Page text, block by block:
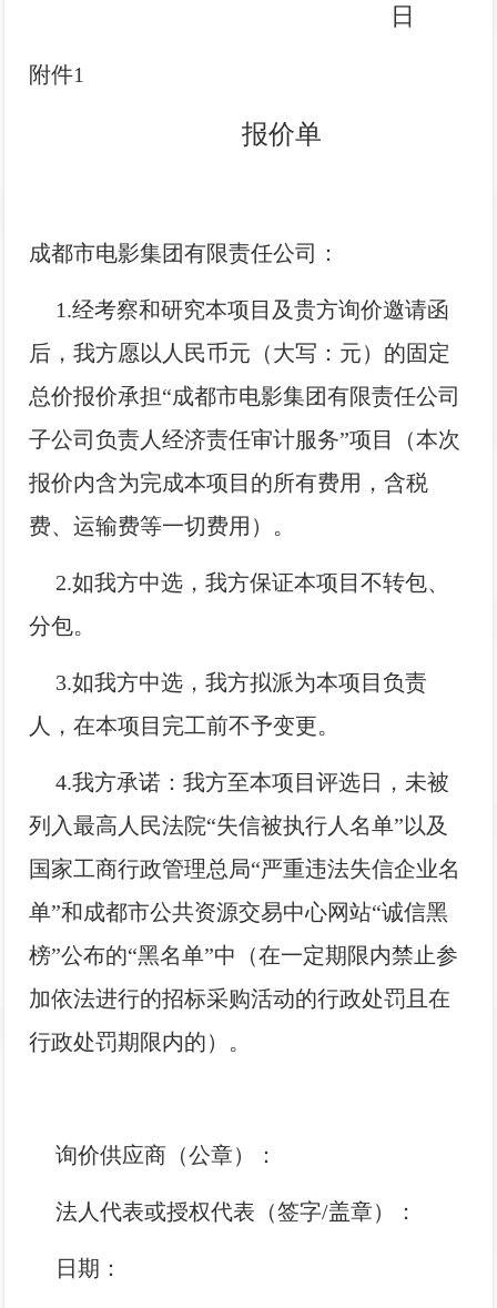
日
附件1
报价单
成都市电影集团有限责任公司：
1.经考察和研究本项目及贵方询价邀请函
后，我方愿以人民币元（大写：元）的固定
总价报价承担“成都市电影集团有限责任公司
子公司负责人经济责任审计服务”项目（本次
报价内含为完成本项目的所有费用，含税
费、运输费等一切费用）。
2.如我方中选，我方保证本项目不转包、
分包。
3.如我方中选，我方拟派为本项目负责
人，在本项目完工前不予变更。
4.我方承诺：我方至本项目评选日，未被
列入最高人民法院“失信被执行人名单”以及
国家工商行政管理总局“严重违法失信企业名
单”和成都市公共资源交易中心网站“诚信黑
榜”公布的“黑名单”中（在一定期限内禁止参
加依法进行的招标采购活动的行政处罚且在
行政处罚期限内的）。
询价供应商（公章）：
法人代表或授权代表（签字/盖章）：
日期：